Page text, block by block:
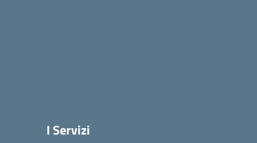
I Servizi